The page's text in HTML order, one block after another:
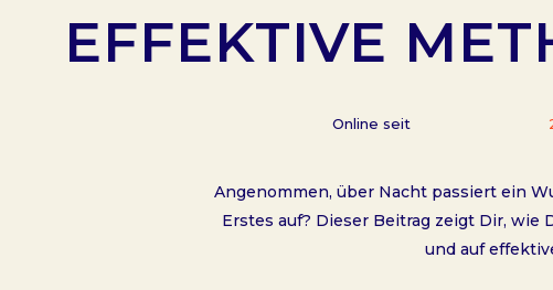
EFFEKTIVE
Online seit
Angenommen, über Nacht passiert ein
Erstes auf? Dieser Beitrag zeigt Dir,
und auf